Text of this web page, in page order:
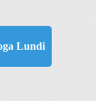
Lundi